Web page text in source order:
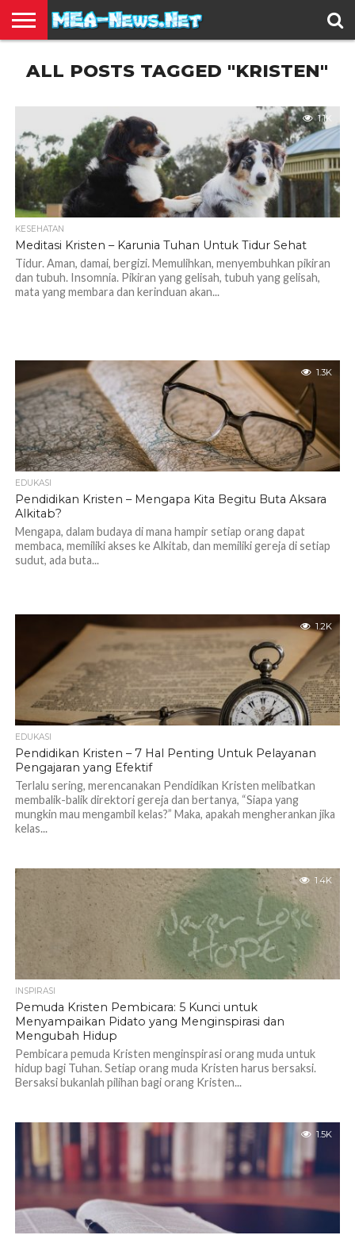
TERBARU
EDUKASI
HIBURAN
INSPIRASI
KESEHATAN
KULINER
OLAH
RAGA
OTOMOTIF
TRAVEL
JUAL
BELI
ALL POSTS TAGGED "KRISTEN"
1.1K
KESEHATAN
Meditasi Kristen – Karunia Tuhan Untuk Tidur Sehat
Tidur. Aman, damai, bergizi. Memulihkan, menyembuhkan pikiran
dan tubuh. Insomnia. Pikiran yang gelisah, tubuh yang gelisah,
mata yang membara dan kerinduan akan...
1.3K
EDUKASI
Pendidikan Kristen – Mengapa Kita Begitu Buta Aksara
Alkitab?
Mengapa, dalam budaya di mana hampir setiap orang dapat
membaca, memiliki akses ke Alkitab, dan memiliki gereja di setiap
sudut, ada buta...
1.2K
EDUKASI
Pendidikan Kristen – 7 Hal Penting Untuk Pelayanan
Pengajaran yang Efektif
Terlalu sering, merencanakan Pendidikan Kristen melibatkan
membalik-balik direktori gereja dan bertanya, “Siapa yang
mungkin mau mengambil kelas?” Maka, apakah mengherankan jika
kelas...
1.4K
INSPIRASI
Pemuda Kristen Pembicara: 5 Kunci untuk
Menyampaikan Pidato yang Menginspirasi dan
Mengubah Hidup
Pembicara pemuda Kristen menginspirasi orang muda untuk
hidup bagi Tuhan. Setiap orang muda Kristen harus bersaksi.
Bersaksi bukanlah pilihan bagi orang Kristen...
1.5K